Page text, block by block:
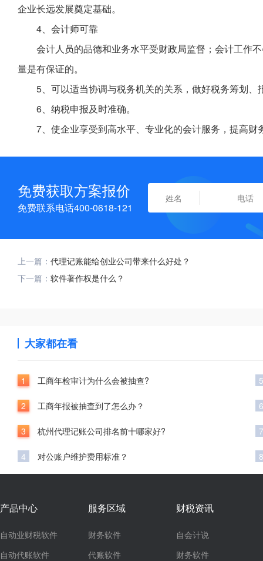
企业长远发展奠定基础。
4、会计师可靠
会计人员的品德和业务水平受财政局监督；会计工作
量是有保证的。
5、可以适当协调与税务机关的关系，做好税务筹划、
6、纳税申报及时准确。
7、使企业享受到高水平、专业化的会计服务，提高财
免费获取方案报价
免费联系电话400-0618-121
上一篇： 代理记账能给创业公司带来什么好处？
下一篇： 软件著作权是什么？
大家都在看
1 工商年检审计为什么会被抽查?
2 工商年报被抽查到了怎么办？
3 杭州代理记账公司排名前十哪家好?
4 对公账户维护费用标准？
5
6
7
8
产品中心
自动业财税软件
自动代账软件
服务区域
财务软件
代账软件
财税资讯
自会计说
财务软件